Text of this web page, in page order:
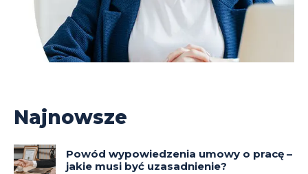
Najnowsze
Powód wypowiedzenia umowy o pracę –
jakie musi być uzasadnienie?